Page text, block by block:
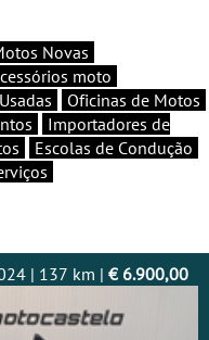
Novas
moto
Oficinas de Motos
Importadores de
Escolas de Condução
| 137 km | € 6.900,00